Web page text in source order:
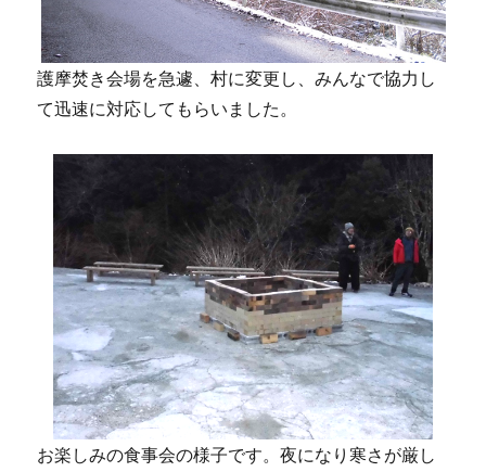
護摩焚き会場を急遽、村に変更し、みんなで協力し
て迅速に対応してもらいました。
お楽しみの食事会の様子です。夜になり寒さが厳し